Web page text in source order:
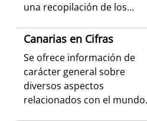
una recopilación de los
territoriales, ambientales,
económicos de
los municipios canarios.
Canarias en Cifras
Se ofrece información de
carácter general sobre
diversos aspectos
relacionados con el mundo